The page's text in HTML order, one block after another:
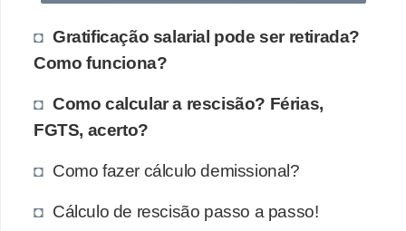
Gratificação salarial pode ser retirada?
Como funciona?
Como calcular a rescisão? Férias,
FGTS, acerto?
Como fazer cálculo demissional?
Cálculo de rescisão passo a passo!